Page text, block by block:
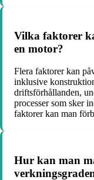
Vilka faktorer
en motor?
Flera faktorer kan
inklusive
driftsförhållanden,
processer som sker
faktorer kan man
Hur kan man